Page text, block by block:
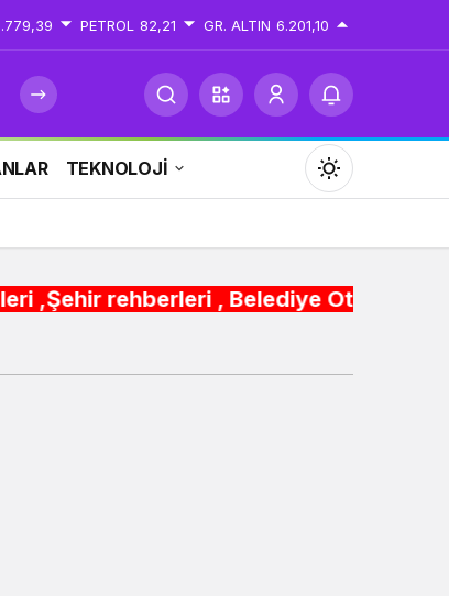
PETROL 82,21 GR. ALTIN 6.201,10
TEKNOLOJİ
Mod
değiştir
rehberleri , Belediye